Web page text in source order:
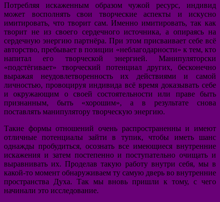
Потребляя искаженным образом чужой ресурс, индивид
может восполнять свои творческие аспекты и искусно
имитировать, что творит сам. Именно имитировать, так как
творит не из своего сердечного источника, а опираясь на
сердечную энергию партнёра. При этом присваивает себе всё
авторство, пребывает в позиции «неблагодарности» к тем, кто
напитал его творческой энергией. Манипуляторски
«подстёгивает» творческий потенциал других, бесконечно
выражая неудовлетворенность их действиями и самой
личностью, провоцируя индивида всё время доказывать себе
и окружающим о своей состоятельности или праве быть
признанным, быть «хорошим», а в результате снова
поставлять манипулятору творческую энергию.
Такие формы отношений очень распространенны и имеют
отличные потенциалы зайти в тупик, чтобы иметь шанс
однажды пробудиться, осознать все имеющиеся внутренние
искажения и затем постепенно и поступательно очищать и
выравнивать их. Проделав такую работу внутри себя, мы в
какой-то момент обнаруживаем ту самую дверь во внутренние
пространства Духа. Так мы вновь пришли к тому, с чего
начинали это исследование.